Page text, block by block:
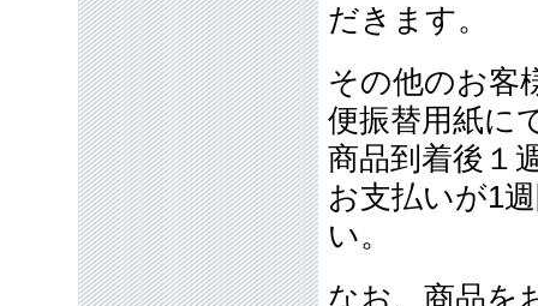
だきます。
その他のお客
便振替用紙に
商品到着後１
お支払いが1
い。
なお、商品を